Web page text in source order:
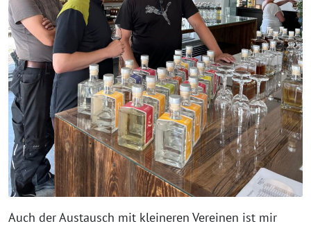
Auch der Austausch mit kleineren Vereinen ist mir